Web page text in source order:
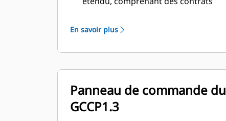
En savoir plus
Panneau de commande du
GCCP1.3